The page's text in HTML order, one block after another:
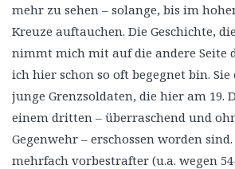
mehr zu sehen – solange, bis im
Kreuze auftauchen. Die Geschichte,
nimmt mich mit auf die andere Seite
ich hier schon so oft begegnet bin.
junge Grenzsoldaten, die hier am 19.
einem dritten – überraschend und
Gegenwehr – erschossen worden
mehrfach vorbestrafter (u.a. wegen